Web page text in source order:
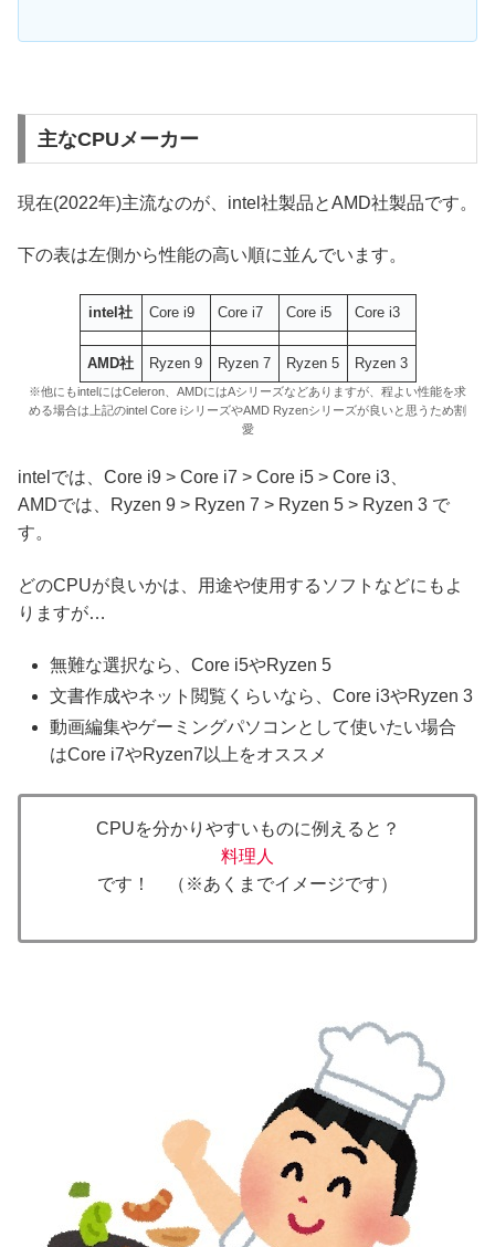
主なCPUメーカー
現在(2022年)主流なのが、intel社製品とAMD社製品です。
下の表は左側から性能の高い順に並んでいます。
intel社 Core i9 Core i7 Core i5 Core i3
AMD社 Ryzen 9 Ryzen 7 Ryzen 5 Ryzen 3
※他にもintelにはCeleron、AMDにはAシリーズなどありますが、程よい性能を求
める場合は上記のintel Core iシリーズやAMD Ryzenシリーズが良いと思うため割
愛
intelでは、Core i9 > Core i7 > Core i5 > Core i3、
AMDでは、Ryzen 9 > Ryzen 7 > Ryzen 5 > Ryzen 3 で
す。
どのCPUが良いかは、用途や使用するソフトなどにもよ
りますが…
無難な選択なら、Core i5やRyzen 5
文書作成やネット閲覧くらいなら、Core i3やRyzen 3
動画編集やゲーミングパソコンとして使いたい場合
はCore i7やRyzen7以上をオススメ
CPUを分かりやすいものに例えると？
料理人
です！ （※あくまでイメージです）